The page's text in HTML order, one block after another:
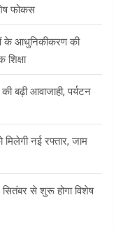
फोकस
के आधुनिकीकरण की
शिक्षा
बढ़ी आवाजाही, पर्यटन
मिलेगी नई रफ्तार, जाम
से शुरू होगा विशेष